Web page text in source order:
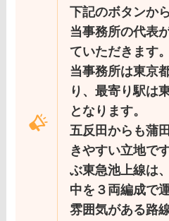
下記のボタンか
当事務所の代表
ていただきます。
当事務所は東京
り、最寄り駅は
となります。
五反田からも蒲
きやすい立地で
ぶ東急池上線は
中を３両編成で
雰囲気がある路